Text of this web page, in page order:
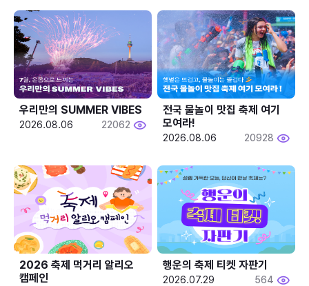
우리만의 SUMMER VIBES
2026.08.06 22062
전국 물놀이 맛집 축제 여기
모여라!
2026.08.06 20928
2026 축제 먹거리 알리오
캠페인
행운의 축제 티켓 자판기
2026.07.29 564